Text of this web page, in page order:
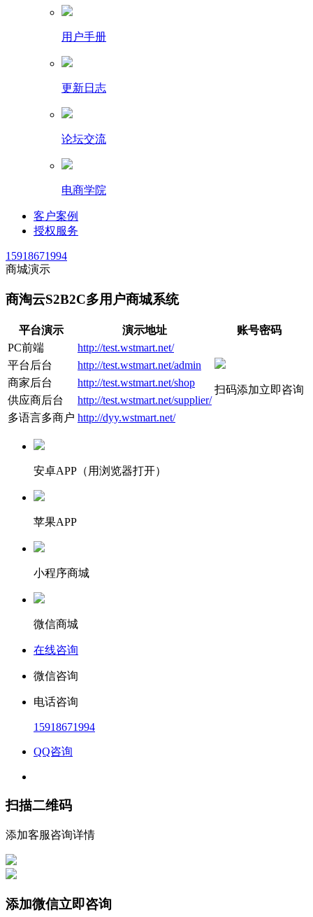
用户手册
更新日志
论坛交流
电商学院
客户案例
授权服务
15918671994
商城演示
商淘云S2B2C多用户商城系统
平台演示 演示地址
账号密码
PC前端
http://test.wstmart.net/
扫码添加立即咨询
平台后台
http://test.wstmart.net/admin
商家后台
http://test.wstmart.net/shop
供应商后台
http://test.wstmart.net/supplier/
多语言多商户 http://dyy.wstmart.net/
安卓APP（用浏览器打开）
苹果APP
小程序商城
微信商城
在线咨询
微信咨询
电话咨询
15918671994
QQ咨询
扫描二维码
添加客服咨询详情
添加微信立即咨询